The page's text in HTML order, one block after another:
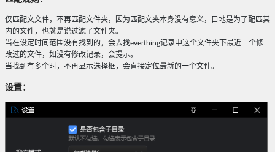
仅匹配文文件，不再匹配文件夹，因为匹配文夹本身没有意义，目地是为了配匹其
内的文件，也就是说过滤了文件夹。
当在设定时间范围没有找到的，会去找everthing记录中这个文件夹下最近一个修
改过的文件，如没有修改记录，会提示。
当找到有多个时，不再显示选择框，会直接定位最新的一个文件。
设置：